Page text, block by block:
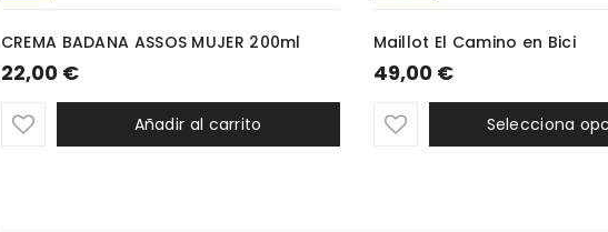
CREMA BADANA ASSOS MUJER 200ml
22,00 €
Añadir al carrito
Maillot El Camino en Bici
49,00 €
Selecciona